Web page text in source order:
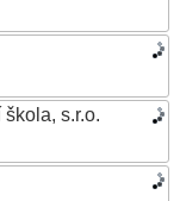
s.r.o.